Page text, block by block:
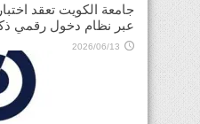
جامعة الكويت تعقد
عبر نظام دخول رقمي
2026/06/13